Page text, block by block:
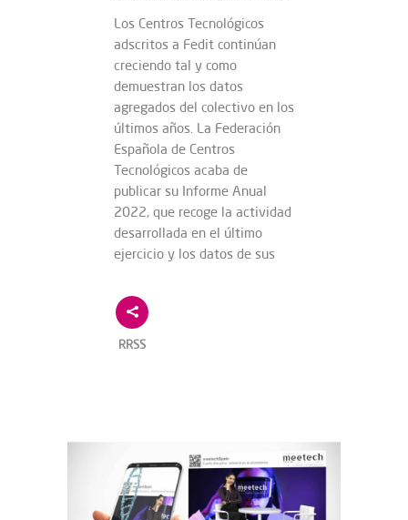
Los Centros Tecnológicos
adscritos a Fedit continúan
creciendo tal y como
demuestran los datos
agregados del colectivo en los
últimos años. La Federación
Española de Centros
Tecnológicos acaba de
publicar su Informe Anual
2022, que recoge la actividad
desarrollada en el último
ejercicio y los datos de sus
RRSS